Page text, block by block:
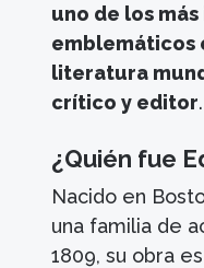
uno de los
emblemáticos
literatura
crítico y editor.
¿Quién fue
Nacido en
una familia de
1809, su obra